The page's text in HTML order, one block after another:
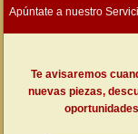
Apúntate a nuestro
Te avisaremos
nuevas piezas,